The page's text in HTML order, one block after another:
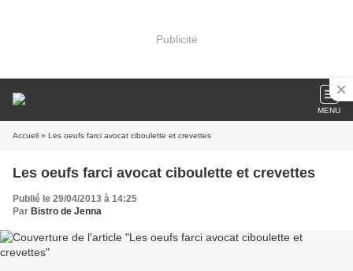
Publicité
MENU
Accueil » Les oeufs farci avocat ciboulette et crevettes
Les oeufs farci avocat ciboulette et crevettes
Publié le 29/04/2013 à 14:25
Par Bistro de Jenna